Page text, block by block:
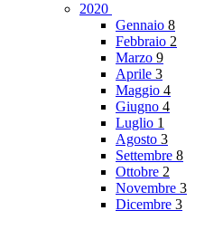
2020
Gennaio 8
Febbraio 2
Marzo 9
Aprile 3
Maggio 4
Giugno 4
Luglio 1
Agosto 3
Settembre 8
Ottobre 2
Novembre 3
Dicembre 3